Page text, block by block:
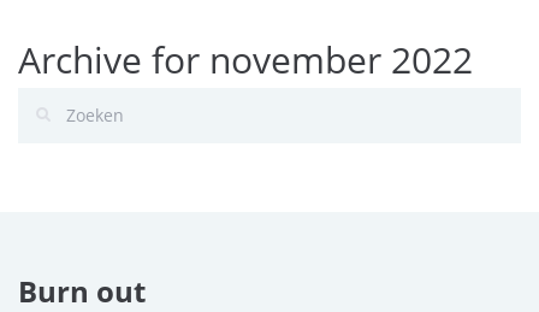
Archive for november 2022
Burn out